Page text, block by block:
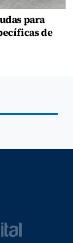
para
de